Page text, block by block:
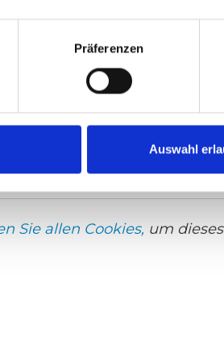
Präferenzen
Auswahl
video, A-Series lift
Sie allen Cookies, um